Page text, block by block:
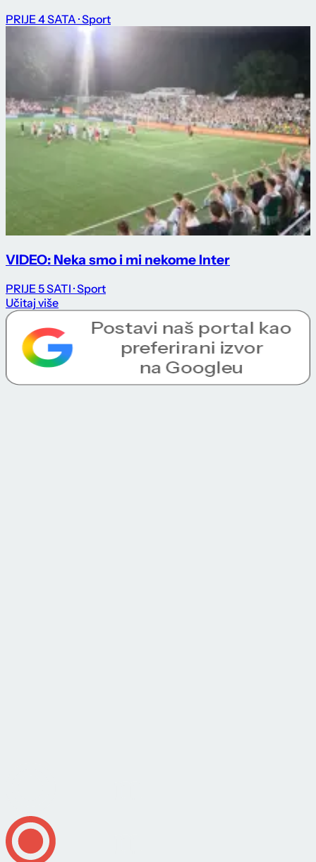
PRIJE 4 SATA · Sport
VIDEO: Neka smo i mi nekome Inter
PRIJE 5 SATI · Sport
Učitaj više